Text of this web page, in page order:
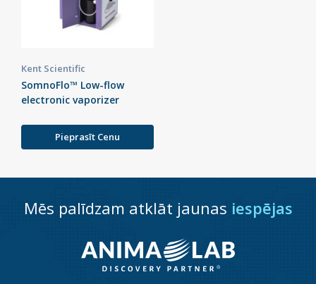
Kent Scientific
SomnoFlo™ Low-flow
electronic vaporizer
Pieprasīt Cenu
Mēs palīdzam atklāt jaunas iespējas